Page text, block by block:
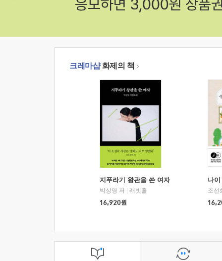
크레마샵화제의 책
지푸라기 왕관을 쓴 여자
박상영 저
래빗홀
16,920원
나
조선